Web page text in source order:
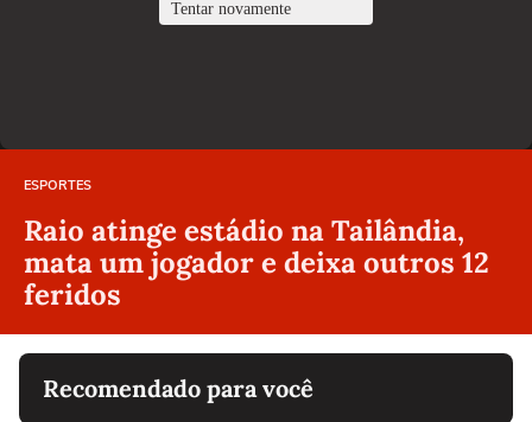
ESPORTES
Raio atinge estádio na Tailândia,
mata um jogador e deixa outros 12
feridos
Recomendado para você